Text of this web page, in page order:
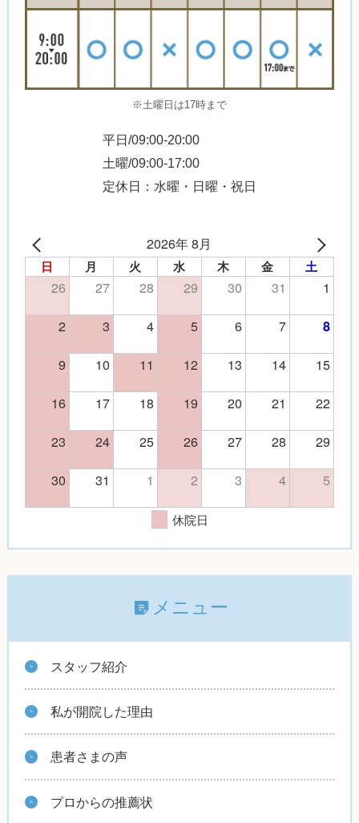
※土曜日は17時まで
平日/09:00-20:00
土曜/09:00-17:00
定休日：水曜・日曜・祝日
2026年 8月
日 月 火 水 木 金 土
26 27 28 29 30 31
1
2
3 4 5 6 7 8
9 10 11 12 13 14
15
16
17 18 19 20 21
22
23
24 25 26 27 28
29
30
31 1 2 3 4 5
休院日
メニュー
スタッフ紹介
私が開院した理由
患者さまの声
プロからの推薦状